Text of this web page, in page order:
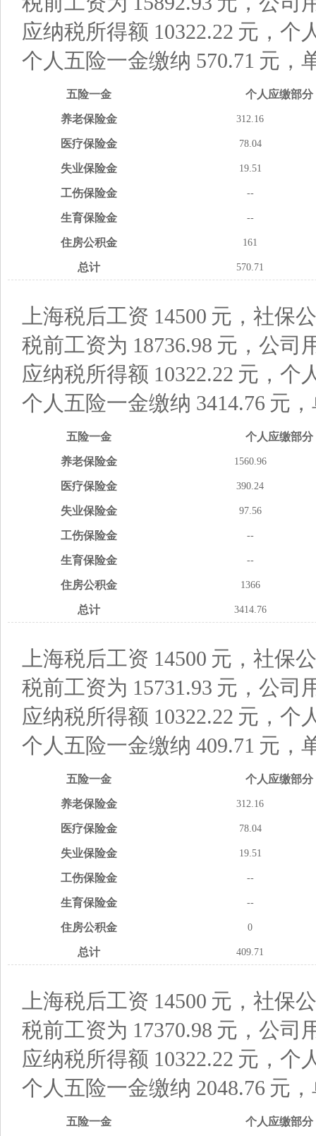
应纳税所得额 10322.22 元，个
个人五险一金缴纳 570.71 元，
五险一金 个人应缴部分
养老保险金 312.16
医疗保险金 78.04
失业保险金 19.51
工伤保险金 --
生育保险金 --
住房公积金 161
总计 570.71
上海税后工资 14500 元，社保
税前工资为 18736.98 元，公司
应纳税所得额 10322.22 元，个
个人五险一金缴纳 3414.76 元
五险一金 个人应缴部分
养老保险金 1560.96
医疗保险金 390.24
失业保险金 97.56
工伤保险金 --
生育保险金 --
住房公积金 1366
总计 3414.76
上海税后工资 14500 元，社保
税前工资为 15731.93 元，公司
应纳税所得额 10322.22 元，个
个人五险一金缴纳 409.71 元，
五险一金 个人应缴部分
养老保险金 312.16
医疗保险金 78.04
失业保险金 19.51
工伤保险金 --
生育保险金 --
住房公积金 0
总计 409.71
上海税后工资 14500 元，社保
税前工资为 17370.98 元，公司
应纳税所得额 10322.22 元，个
个人五险一金缴纳 2048.76 元
五险一金 个人应缴部分